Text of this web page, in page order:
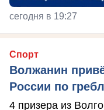
сегодня в 19:27
Спорт
Волжанин
России по
4 призера из